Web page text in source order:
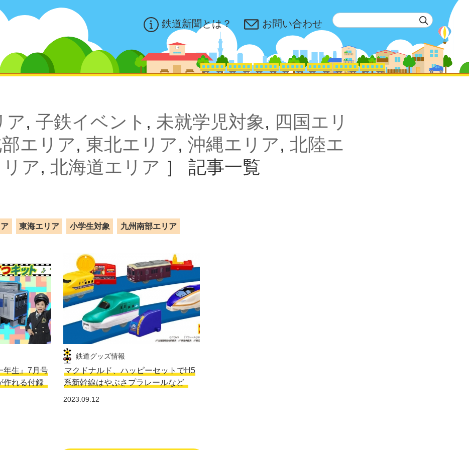
鉄道新聞とは？ お問い合わせ
ア, 子鉄イベント , 未就学児対象, 四国エリ
エリア, 東北エリア, 沖縄エリア, 北陸エ
リア, 北海道エリア ］ 記事一覧
東海エリア 小学生対象 九州南部エリア
年生』7月号
作れる付録
鉄道グッズ情報
マクドナルド、ハッピーセットでH5
系新幹線はやぶさプラレールなど
2023.09.12